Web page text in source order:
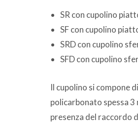
SR con cupolino
SF con cupolino
SRD con cupolino
SFD con cupolino
Il cupolino si compone
policarbonato spessa 3
presenza del raccordo